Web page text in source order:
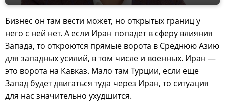
Бизнес он там вести может, но открытых границ у
него с ней нет. А если Иран попадет в сферу влияния
Запада, то откроются прямые ворота в Среднюю Азию
для западных усилий, в том числе и военных. Иран —
это ворота на Кавказ. Мало там Турции, если еще
Запад будет двигаться туда через Иран, то ситуация
для нас значительно ухудшится.